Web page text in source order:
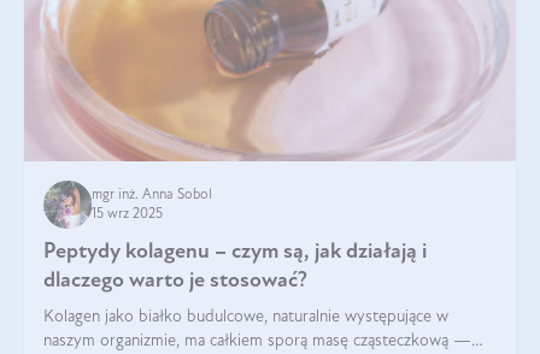
mgr inż. Anna Sobol
15 wrz 2025
Peptydy kolagenu – czym są, jak działają i
dlaczego warto je stosować?
Kolagen jako białko budulcowe, naturalnie występujące w
naszym organizmie, ma całkiem sporą masę cząsteczkową —